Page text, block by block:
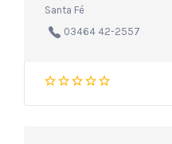
Santa Fé
03464 42-2557